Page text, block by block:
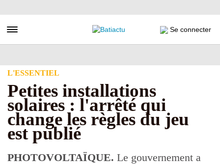
au
principal
Toggle navigation Se connecter
L'ESSENTIEL
Petites installations
solaires : l'arrêté qui
change les règles du jeu
est publié
PHOTOVOLTAÏQUE. Le gouvernement a